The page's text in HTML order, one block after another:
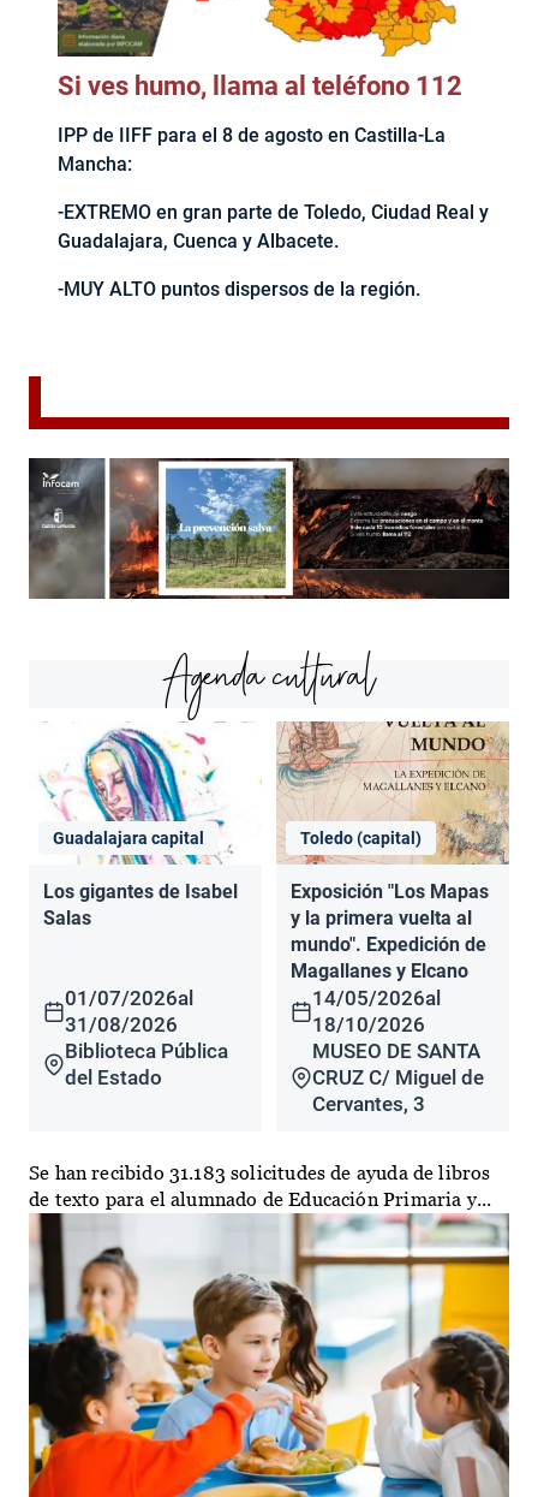
Si ves humo, llama al teléfono 112
IPP de IIFF para el 8 de agosto en Castilla-La
Mancha:
-EXTREMO en gran parte de Toledo, Ciudad Real y
Guadalajara, Cuenca y Albacete.
-MUY ALTO puntos dispersos de la región.
Agenda cultural
Guadalajara capital
Los gigantes de Isabel
Salas
01/07/2026al
31/08/2026
Biblioteca Pública
del Estado
Toledo (capital)
Exposición "Los Mapas
y la primera vuelta al
mundo". Expedición de
Magallanes y Elcano
14/05/2026al
18/10/2026
MUSEO DE SANTA
CRUZ C/ Miguel de
Cervantes, 3
Se han recibido 31.183 solicitudes de ayuda de libros
de texto para el alumnado de Educación Primaria y...